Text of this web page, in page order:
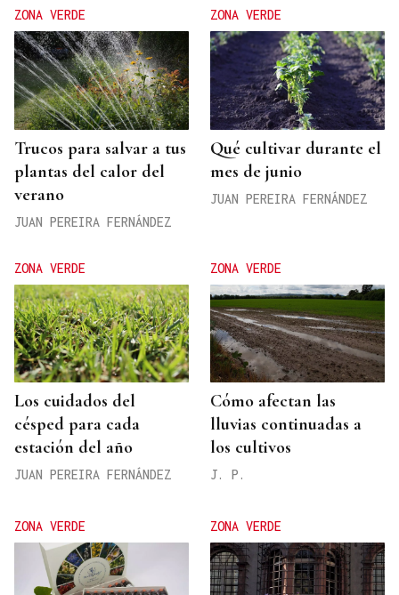
ZONA VERDE
Trucos para salvar a tus
plantas del calor del
verano
JUAN PEREIRA FERNÁNDEZ
ZONA VERDE
Qué cultivar durante el
mes de junio
JUAN PEREIRA FERNÁNDEZ
ZONA VERDE
Los cuidados del
césped para cada
estación del año
JUAN PEREIRA FERNÁNDEZ
ZONA VERDE
Cómo afectan las
lluvias continuadas a
los cultivos
J. P.
ZONA VERDE ZONA VERDE